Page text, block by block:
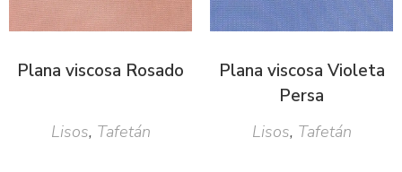
Plana viscosa Rosado
Lisos, Tafetán
Plana viscosa Violeta
Persa
Lisos, Tafetán